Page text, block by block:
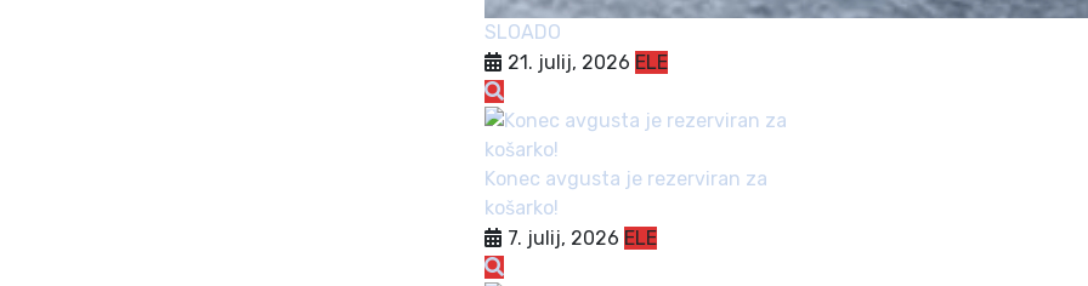
SLOADO
21. julij, 2026 ELE
Konec avgusta je rezerviran za
košarko!
7. julij, 2026 ELE